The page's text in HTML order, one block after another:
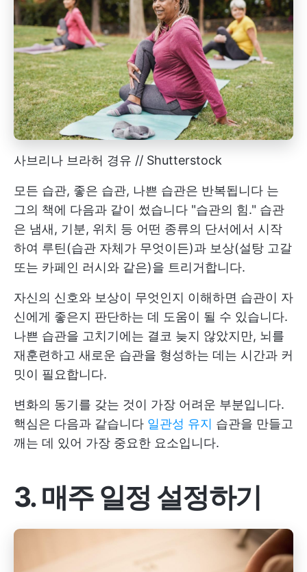
사브리나 브라허 경유 // Shutterstock
모든 습관, 좋은 습관, 나쁜 습관은 반복됩니다 는
그의 책에 다음과 같이 썼습니다 "습관의 힘." 습관
은 냄새, 기분, 위치 등 어떤 종류의 단서에서 시작
하여 루틴(습관 자체가 무엇이든)과 보상(설탕 고갈
또는 카페인 러시와 같은)을 트리거합니다.
자신의 신호와 보상이 무엇인지 이해하면 습관이 자
신에게 좋은지 판단하는 데 도움이 될 수 있습니다.
나쁜 습관을 고치기에는 결코 늦지 않았지만, 뇌를
재훈련하고 새로운 습관을 형성하는 데는 시간과 커
밋이 필요합니다.
변화의 동기를 갖는 것이 가장 어려운 부분입니다.
핵심은 다음과 같습니다 일관성 유지 습관을 만들고
깨는 데 있어 가장 중요한 요소입니다.
3. 매주 일정 설정하기